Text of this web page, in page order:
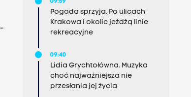
09:59
Pogoda sprzyja. Po ulicach
Krakowa i okolic jeżdżą linie
rekreacyjne
09:40
Lidia Grychtołówna. Muzyka
choć najważniejsza nie
przesłania jej życia